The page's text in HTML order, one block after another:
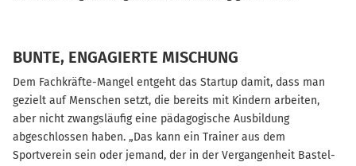
BUNTE, ENGAGIERTE MISCHUNG
Dem Fachkräfte-Mangel entgeht das Startup damit, dass man
gezielt auf Menschen setzt, die bereits mit Kindern arbeiten,
aber nicht zwangsläufig eine pädagogische Ausbildung
abgeschlossen haben. „Das kann ein Trainer aus dem
Sportverein sein oder jemand, der in der Vergangenheit Bastel-